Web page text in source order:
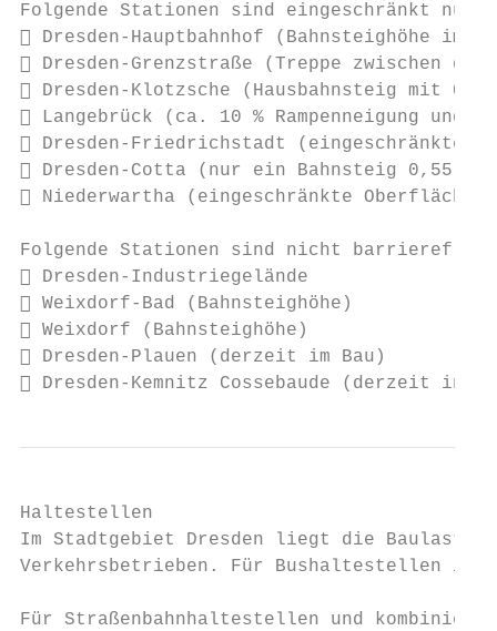
Folgende Stationen sind eingeschränkt
 Dresden-Hauptbahnhof (Bahnsteighöhe im
 Dresden-Grenzstraße (Treppe zwischen
 Dresden-Klotzsche (Hausbahnsteig mit 0,76
 Langebrück (ca. 10 % Rampenneigung
 Dresden-Friedrichstadt (eingeschränkte
 Dresden-Cotta (nur ein Bahnsteig 0,55 m
 Niederwartha (eingeschränkte
Folgende Stationen sind nicht barrierefrei
 Dresden-Industriegelände
 Weixdorf-Bad (Bahnsteighöhe)
 Weixdorf (Bahnsteighöhe)
 Dresden-Plauen (derzeit im Bau)
 Dresden-Kemnitz Cossebaude (derzeit in
Haltestellen
Im Stadtgebiet Dresden liegt die Baulast
Verkehrsbetrieben. Für Bushaltestellen ist
Für Straßenbahnhaltestellen und